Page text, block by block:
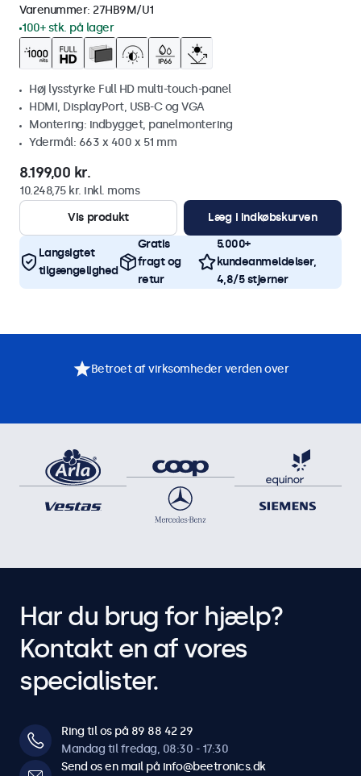
Varenummer: 27HB9M/U1
100+ stk. på lager
Høj lysstyrke Full HD multi-touch-panel
HDMI, DisplayPort, USB-C og VGA
Montering: indbygget, panelmontering
Ydermål: 663 x 400 x 51 mm
8.199,00 kr.
10.248,75 kr. inkl. moms
Vis produkt
Læg i indkøbskurven
Langsigtet
tilgængelighed
Gratis
fragt og
retur
5.000+
kundeanmeldelser,
4,8/5 stjerner
Betroet af virksomheder verden over
Har du brug for hjælp?
Kontakt en af vores
specialister.
Ring til os på 89 88 42 29
Mandag til fredag, 08:30 - 17:30
Send os en mail på info@beetronics.dk